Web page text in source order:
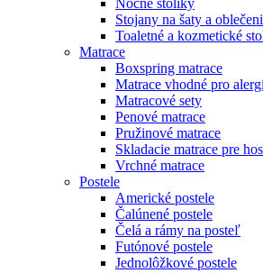
Stojany na šaty a
Toaletné a kozmetické
Matrace
Boxspring matrace
Matrace vhodné pro
Matracové sety
Penové matrace
Pružinové matrace
Skladacie matrace pre
Vrchné matrace
Postele
Americké postele
Čalúnené postele
Čelá a rámy na posteľ
Futónové postele
Jednolôžkové postele